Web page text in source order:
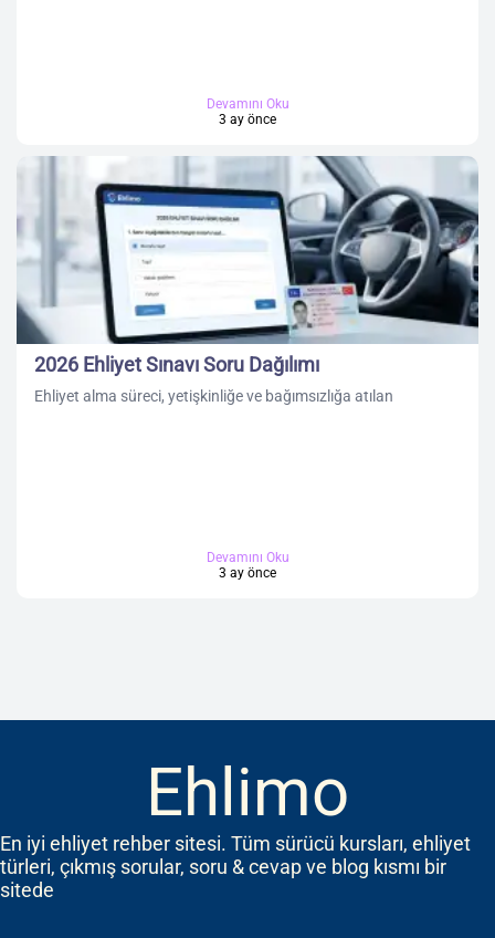
Devamını Oku
3 ay önce
2026 Ehliyet Sınavı Soru Dağılımı
Ehliyet alma süreci, yetişkinliğe ve bağımsızlığa atılan
Devamını Oku
3 ay önce
Ehlimo
En iyi ehliyet rehber sitesi. Tüm sürücü kursları, ehliyet
türleri, çıkmış sorular, soru & cevap ve blog kısmı bir
sitede